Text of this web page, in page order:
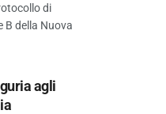
di
B della Nuova
agli